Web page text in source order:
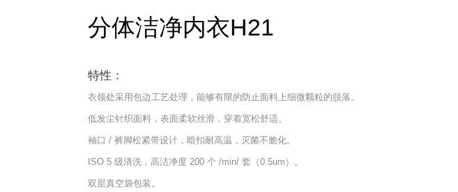
分体洁净内衣H21
特性：
衣领处采用包边工艺处理，能够有限的防止面料上细微颗粒的脱落。
低发尘针织面料，表面柔软丝滑，穿着宽松舒适。
袖口 / 裤脚松紧带设计，暗扣耐高温，灭菌不脆化。
ISO 5 级清洗，高洁净度 200 个 /min/ 套（0.5um）。
双层真空袋包装。